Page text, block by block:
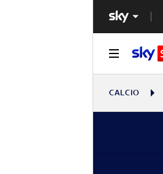
CALCIO